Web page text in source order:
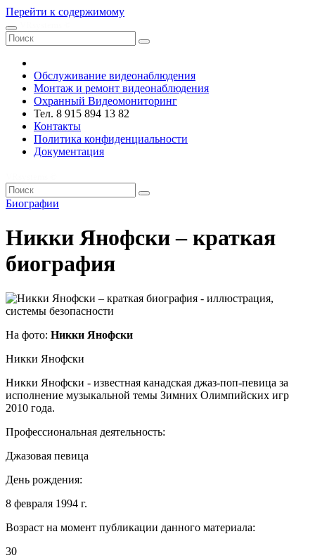
Перейти к содержимому
Обслуживание видеонаблюдения
Монтаж и ремонт видеонаблюдения
Охранный Видеомониторинг
Тел. 8 915 894 13 82
Контакты
Политика конфиденциальности
Документация
Биографии
Никки Янофски – краткая
биография
На фото: Никки Янофски
Никки Янофски
Никки Янофски - известная канадская джаз-поп-певица за
исполнение музыкальной темы Зимних Олимпийских игр
2010 года.
Профессиональная деятельность:
Джазовая певица
День рождения:
8 февраля 1994 г.
Возраст на момент публикации данного материала:
30